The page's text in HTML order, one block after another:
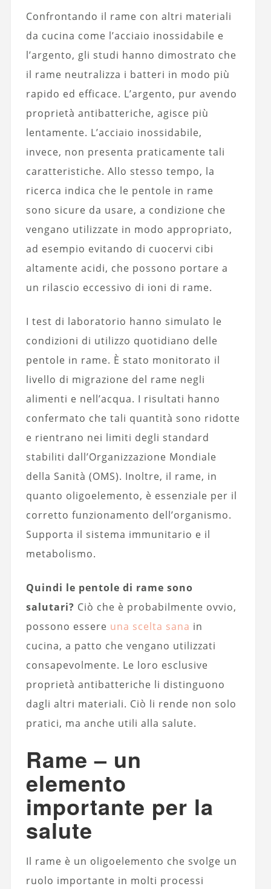
Confrontando il rame con altri materiali
da cucina come l’acciaio inossidabile e
l’argento, gli studi hanno dimostrato che
il rame neutralizza i batteri in modo più
rapido ed efficace. L’argento, pur avendo
proprietà antibatteriche, agisce più
lentamente. L’acciaio inossidabile,
invece, non presenta praticamente tali
caratteristiche. Allo stesso tempo, la
ricerca indica che le pentole in rame
sono sicure da usare, a condizione che
vengano utilizzate in modo appropriato,
ad esempio evitando di cuocervi cibi
altamente acidi, che possono portare a
un rilascio eccessivo di ioni di rame.
I test di laboratorio hanno simulato le
condizioni di utilizzo quotidiano delle
pentole in rame. È stato monitorato il
livello di migrazione del rame negli
alimenti e nell’acqua. I risultati hanno
confermato che tali quantità sono ridotte
e rientrano nei limiti degli standard
stabiliti dall’Organizzazione Mondiale
della Sanità (OMS). Inoltre, il rame, in
quanto oligoelemento, è essenziale per il
corretto funzionamento dell’organismo.
Supporta il sistema immunitario e il
metabolismo.
Quindi le pentole di rame sono
salutari? Ciò che è probabilmente ovvio,
possono essere una scelta sana in
cucina, a patto che vengano utilizzati
consapevolmente. Le loro esclusive
proprietà antibatteriche li distinguono
dagli altri materiali. Ciò li rende non solo
pratici, ma anche utili alla salute.
Rame – un
elemento
importante per la
salute
Il rame è un oligoelemento che svolge un
ruolo importante in molti processi